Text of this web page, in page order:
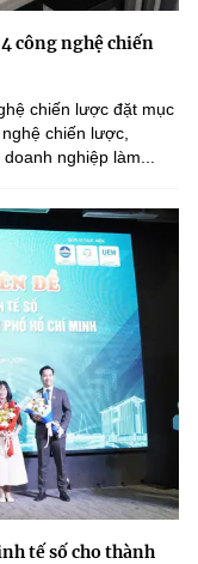
công nghệ chiến
chiến lược đặt mục
chiến lược,
nghiệp làm...
tế số cho thành